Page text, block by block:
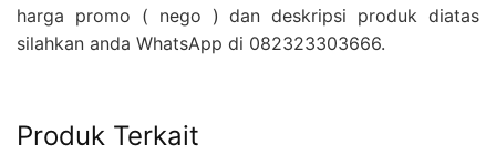
harga promo ( nego ) dan deskripsi produk diatas
silahkan anda WhatsApp di 082323303666.
Produk Terkait